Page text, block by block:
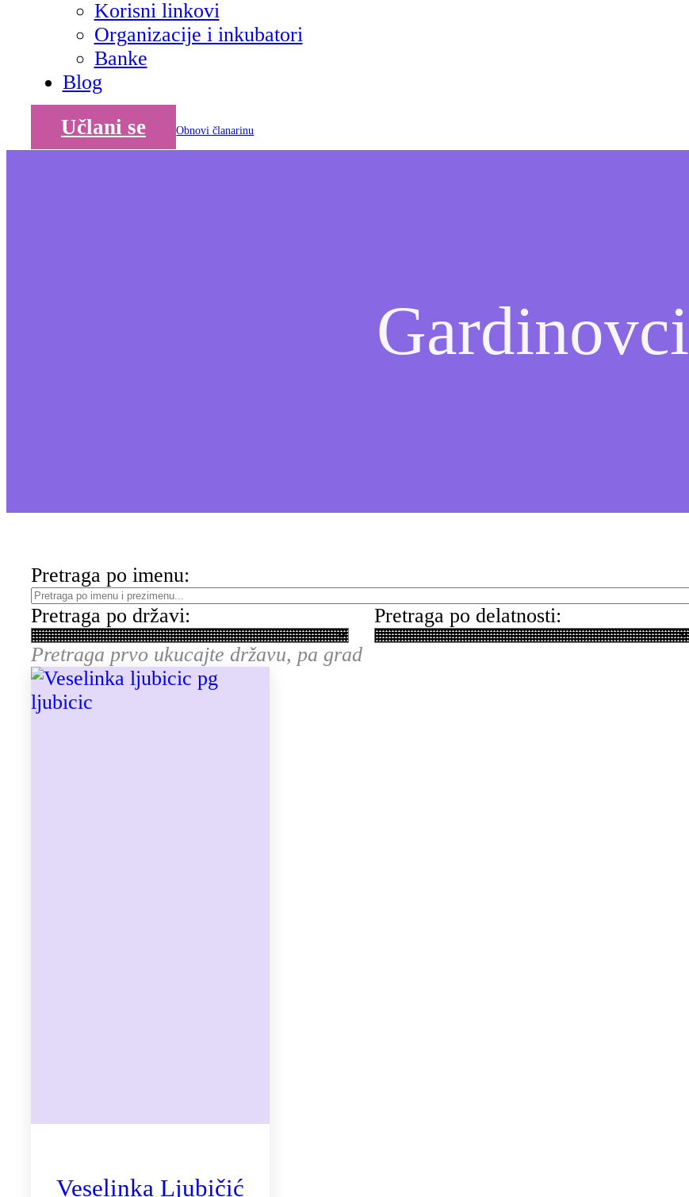
Korisni linkovi
Organizacije i inkubatori
Banke
Blog
Učlani se Obnovi članarinu
Gardinovci
Pretraga po imenu:
Pretraga po državi:
Pretraga po delatnosti:
Pretraga prvo ukucajte državu, pa grad
Veselinka Ljubičić